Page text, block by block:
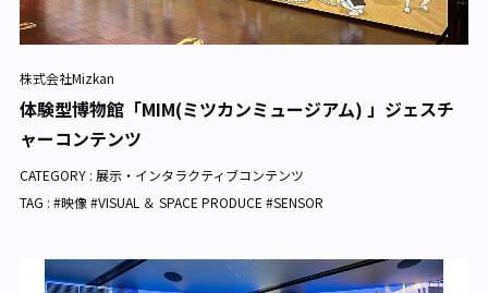
株式会社Mizkan
体験型博物館「MIM(ミツカンミュージアム) 」ジェスチ
ャーコンテンツ
CATEGORY : 展示・インタラクティブコンテンツ
TAG : #映像 #VISUAL ＆ SPACE PRODUCE #SENSOR